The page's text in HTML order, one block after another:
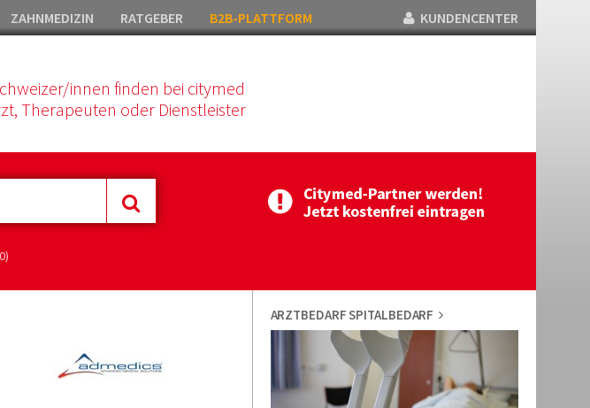
ZAHNMEDIZIN RATGEBER B2B-PLATTFORM KUNDENCENTER
innen finden bei citymed
Therapeuten oder Dienstleister
ARZTBEDARF SPITALBEDARF